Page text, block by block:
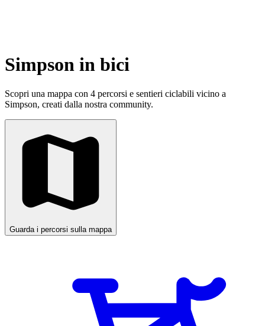
Simpson in bici
Scopri una mappa con 4 percorsi e sentieri ciclabili vicino a
Simpson, creati dalla nostra community.
Guarda i percorsi sulla mappa